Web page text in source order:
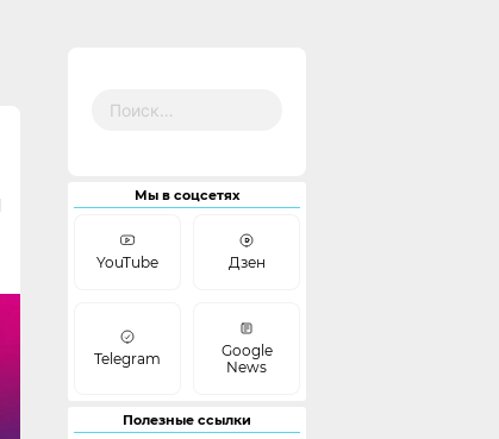
Мы в соцсетях
YouTube Дзен
Telegram
Google
News
Полезные ссылки